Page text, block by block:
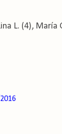
L. (4), María